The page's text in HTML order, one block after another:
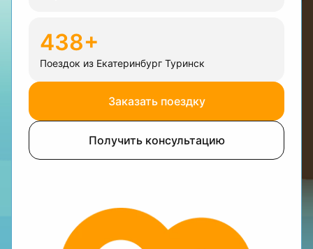
438+
Поездок из Екатеринбург Туринск
Заказать поездку
Получить консультацию